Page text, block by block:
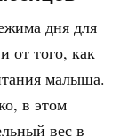
дня для
от того, как
малыша.
в этом
вес в